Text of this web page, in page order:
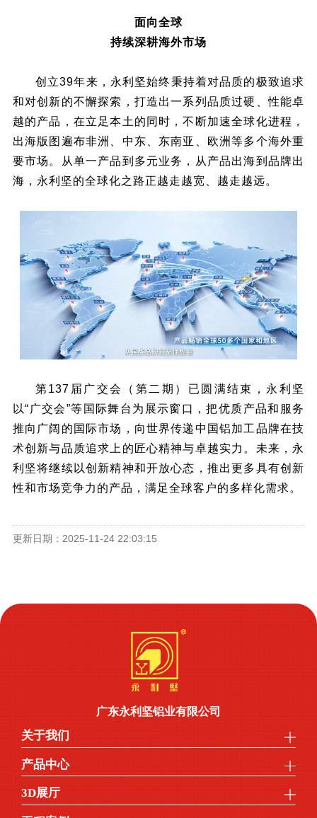
面向全球
持续深耕海外市场
创立39年来，永利坚始终秉持着对品质的极致追求
和对创新的不懈探索，打造出一系列品质过硬、性能卓
越的产品，在立足本土的同时，不断加速全球化进程，
出海版图遍布非洲、中东、东南亚、欧洲等多个海外重
要市场。从单一产品到多元业务，从产品出海到品牌出
海，永利坚的全球化之路正越走越宽、越走越远。
第137届广交会（第二期）已圆满结束，永利坚
以“广交会”等国际舞台为展示窗口，把优质产品和服务
推向广阔的国际市场，向世界传递中国铝加工品牌在技
术创新与品质追求上的匠心精神与卓越实力。未来，永
利坚将继续以创新精神和开放心态，推出更多具有创新
性和市场竞争力的产品，满足全球客户的多样化需求。
更新日期：2025-11-24 22:03:15
广东永利坚铝业有限公司
关于我们
产品中心
3D展厅